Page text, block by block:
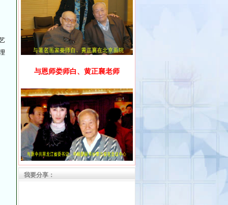
与恩师娄师白、黄正襄老师
与黑龙江省委书记李力安
我要分享：